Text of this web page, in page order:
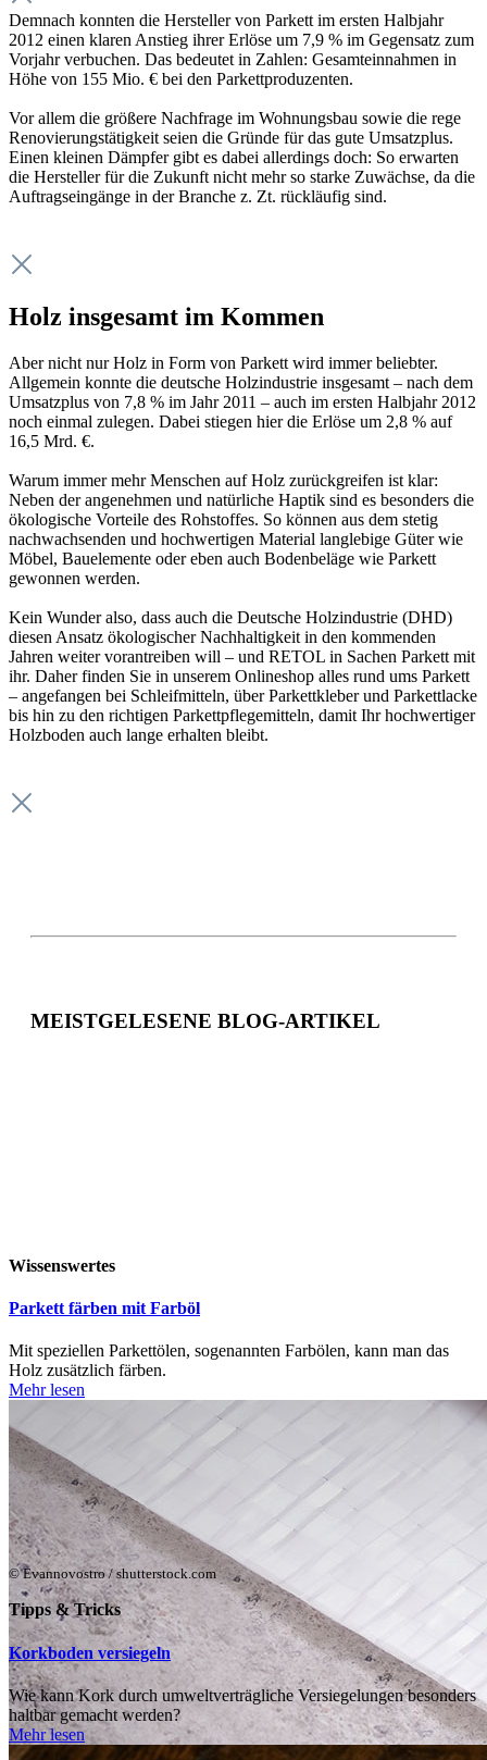
Demnach konnten die Hersteller von Parkett im ersten Halbjahr
2012 einen klaren Anstieg ihrer Erlöse um 7,9 % im Gegensatz zum
Vorjahr verbuchen. Das bedeutet in Zahlen: Gesamteinnahmen in
Höhe von 155 Mio. € bei den Parkettproduzenten.
Vor allem die größere Nachfrage im Wohnungsbau sowie die rege
Renovierungstätigkeit seien die Gründe für das gute Umsatzplus.
Einen kleinen Dämpfer gibt es dabei allerdings doch: So erwarten
die Hersteller für die Zukunft nicht mehr so starke Zuwächse, da die
Auftragseingänge in der Branche z. Zt. rückläufig sind.
Holz insgesamt im Kommen
Aber nicht nur Holz in Form von Parkett wird immer beliebter.
Allgemein konnte die deutsche Holzindustrie insgesamt – nach dem
Umsatzplus von 7,8 % im Jahr 2011 – auch im ersten Halbjahr 2012
noch einmal zulegen. Dabei stiegen hier die Erlöse um 2,8 % auf
16,5 Mrd. €.
Warum immer mehr Menschen auf Holz zurückgreifen ist klar:
Neben der angenehmen und natürliche Haptik sind es besonders die
ökologische Vorteile des Rohstoffes. So können aus dem stetig
nachwachsenden und hochwertigen Material langlebige Güter wie
Möbel, Bauelemente oder eben auch Bodenbeläge wie Parkett
gewonnen werden.
Kein Wunder also, dass auch die Deutsche Holzindustrie (DHD)
diesen Ansatz ökologischer Nachhaltigkeit in den kommenden
Jahren weiter vorantreiben will – und RETOL in Sachen Parkett mit
ihr. Daher finden Sie in unserem Onlineshop alles rund ums Parkett
– angefangen bei Schleifmitteln, über Parkettkleber und Parkettlacke
bis hin zu den richtigen Parkettpflegemitteln, damit Ihr hochwertiger
Holzboden auch lange erhalten bleibt.
MEISTGELESENE BLOG-ARTIKEL
Wissenswertes
Parkett färben mit Farböl
Mit speziellen Parkettölen, sogenannten Farbölen, kann man das
Holz zusätzlich färben.
Mehr lesen
© Evannovostro / shutterstock.com
Tipps & Tricks
Korkboden versiegeln
Wie kann Kork durch umweltverträgliche Versiegelungen besonders
haltbar gemacht werden?
Mehr lesen